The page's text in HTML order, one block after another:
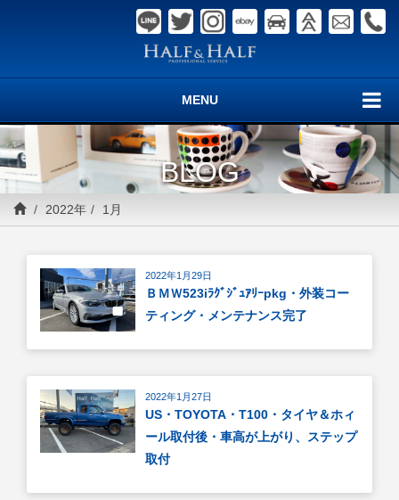
MENU
BLOG
2022年 1月
2022年1月29日
ＢＭＷ523iﾗｸﾞｼﾞｭｱﾘｰpkg・外装コー
ティング・メンテナンス完了
2022年1月27日
US・TOYOTA・T100・タイヤ＆ホィ
ール取付後・車高が上がり、ステップ
取付